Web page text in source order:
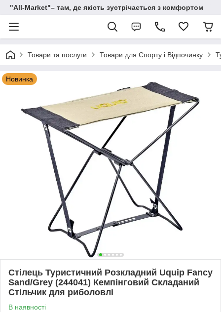
"All-Мarket"– там, де якість зустрічається з комфортом
Товари та послуги Товари для Спорту і Відпочинку
Новинка
Стілець Туристичний Розкладний Uquip Fancy
Sand/Grey (244041) Кемпінговий Складаний
Стільчик для риболовлі
В наявності